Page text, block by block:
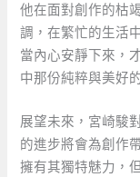
他在面對創作的枯
調，在繁忙的生活
當內心安靜下來，
中那份純粹與美好
展望未來，宮崎駿
的進步將會為創作
擁有其獨特魅力，